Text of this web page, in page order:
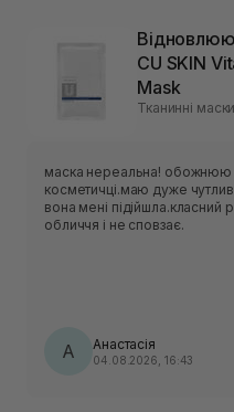
CU SKIN
Mask
Тканинні маски
маска нереальна! обожнюю
косметичці.маю дуже
вона мені підійшла.класний
обличчя і не сповзає.
А Анастасія
04.08.2026, 16:43